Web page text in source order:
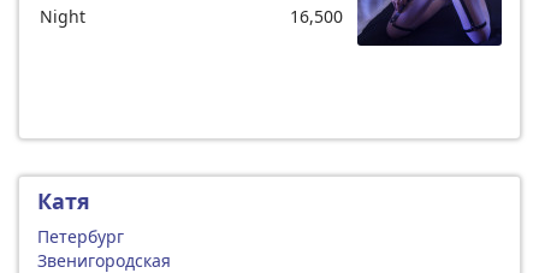
Night
16,500
Катя
Петербург
Звенигородская